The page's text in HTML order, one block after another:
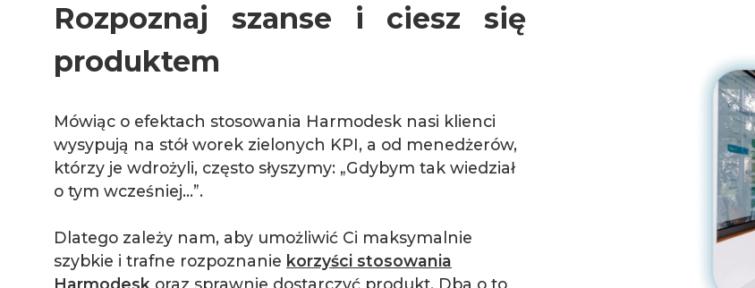
Rozpoznaj szanse i ciesz się
produktem
Mówiąc o efektach stosowania Harmodesk nasi klienci
wysypują na stół worek zielonych KPI, a od menedżerów,
którzy je wdrożyli, często słyszymy: „Gdybym tak wiedział
o tym wcześniej…”.
Dlatego zależy nam, aby umożliwić Ci maksymalnie
szybkie i trafne rozpoznanie korzyści stosowania
Harmodesk oraz sprawnie dostarczyć produkt. Dba o to